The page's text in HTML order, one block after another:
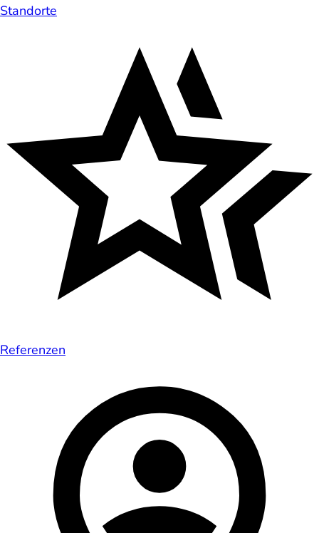
Standorte
Referenzen